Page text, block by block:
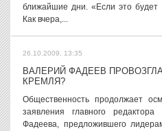
ближайшие дни. «Если это будет
Как вчера,...
26.10.2009, 13:35
ВАЛЕРИЙ ФАДЕЕВ
КРЕМЛЯ?
Общественность продолжает
заявления главного
Фадеева, предложившего